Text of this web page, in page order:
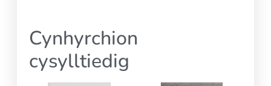
Cynhyrchion
cysylltiedig